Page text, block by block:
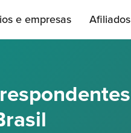
e empresas Afiliados